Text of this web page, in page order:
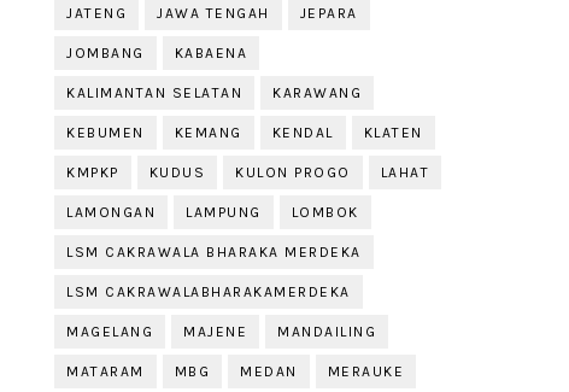
JATENG JAWA TENGAH JEPARA
JOMBANG KABAENA
KALIMANTAN SELATAN KARAWANG
KEBUMEN KEMANG KENDAL KLATEN
KMPKP KUDUS KULON PROGO LAHAT
LAMONGAN LAMPUNG LOMBOK
LSM CAKRAWALA BHARAKA MERDEKA
LSM CAKRAWALABHARAKAMERDEKA
MAGELANG MAJENE MANDAILING
MATARAM MBG MEDAN MERAUKE